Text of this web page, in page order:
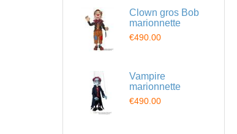
Clown gros Bob
marionnette
€490.00
Vampire
marionnette
€490.00